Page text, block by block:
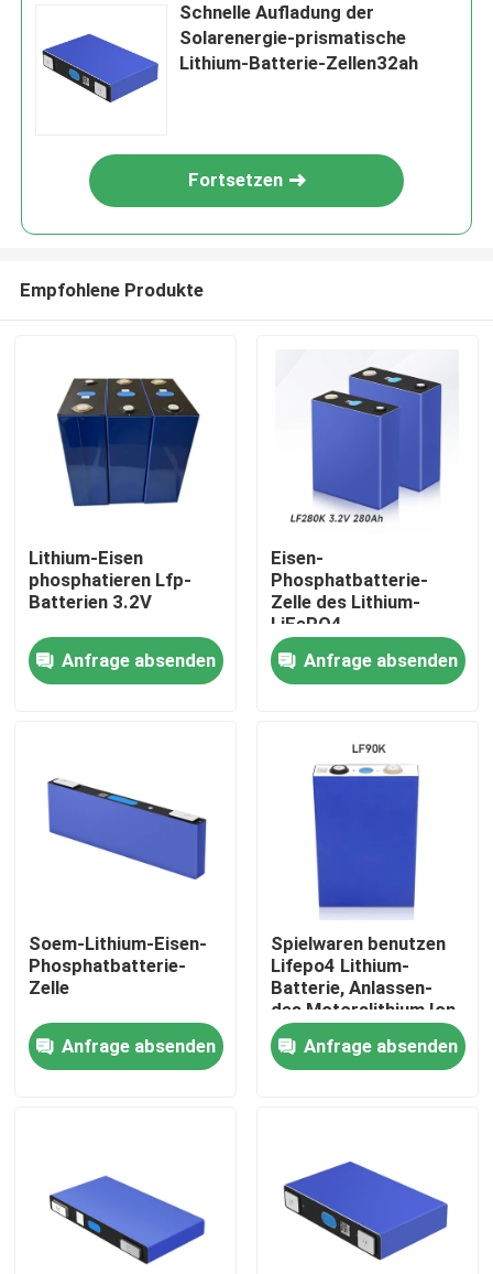
Haus
Videos
Über uns
Qualitätskontrolle
Treten Sie mit uns in Verbindung
Lithium Ion Battery Cells
Lithium-Eisenphosphat-Batteriezelle
Schnelle Aufladung der
Solarenergie-prismatische
Lithium-Batterie-Zellen32ah
Fortsetzen
Empfohlene Produkte
Lithium-Eisen
phosphatieren Lfp-
Batterien 3.2V
Anfrage absenden
Eisen-
Phosphatbatterie-
Zelle des Lithium-
LiFePO4
Anfrage absenden
Soem-Lithium-Eisen-
Phosphatbatterie-
Zelle
Anfrage absenden
Spielwaren benutzen
Lifepo4 Lithium-
Batterie, Anlassen-
des Motorslithium Ion
Phosphate Battery
Anfrage absenden